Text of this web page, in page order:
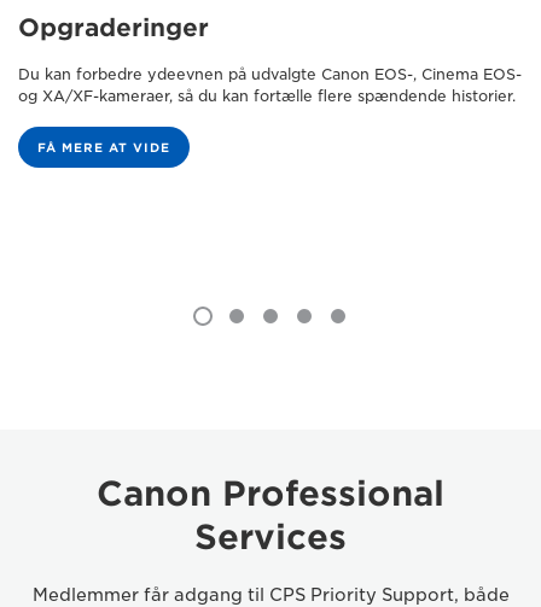
Opgraderinger
Du kan forbedre ydeevnen på udvalgte Canon EOS-, Cinema EOS-
og XA/XF-kameraer, så du kan fortælle flere spændende historier.
FÅ MERE AT VIDE
Canon Professional
Services
Medlemmer får adgang til CPS Priority Support, både